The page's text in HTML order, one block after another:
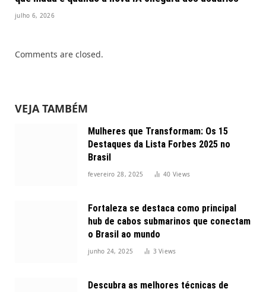
julho 6, 2026
Comments are closed.
VEJA TAMBÉM
Mulheres que Transformam: Os 15
Destaques da Lista Forbes 2025 no
Brasil
fevereiro 28, 2025 40 Views
Fortaleza se destaca como principal
hub de cabos submarinos que conectam
o Brasil ao mundo
junho 24, 2025 3Views
Descubra as melhores técnicas de